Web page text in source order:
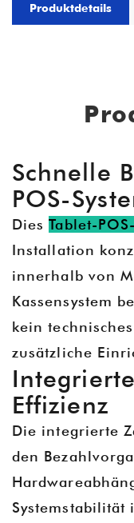
Produktdetails
Schnelle
POS-
DiesTablet-
Installation
innerhalb von
Kassensystem
kein
zusätzliche
Effizienz
Die integrierte
den
Systemstabilität